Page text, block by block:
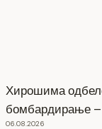
Хирошима
бомбардирање –
06.08.2026